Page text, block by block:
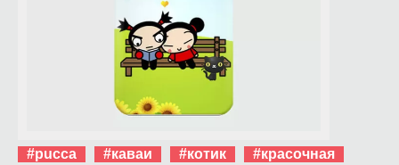
#pucca #каваи #котик
#красочная